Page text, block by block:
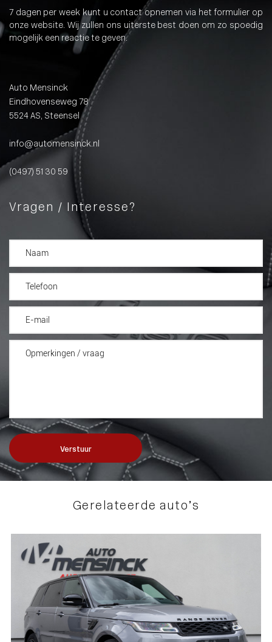
7 dagen per week kunt u contact opnemen via het formulier op
onze website. Wij zullen ons uiterste best doen om zo spoedig
mogelijk een reactie te geven.
Auto Mensinck
Eindhovenseweg 78
5524 AS, Steensel
info@automensinck.nl
(0497) 51 30 59
Vragen / Interesse?
Verstuur
Gerelateerde auto’s